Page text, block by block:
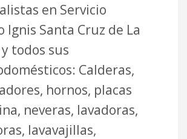
en Servicio
Ignis Santa Cruz de La
todos sus
Calderas,
hornos, placas
neveras, lavadoras,
lavavajillas,